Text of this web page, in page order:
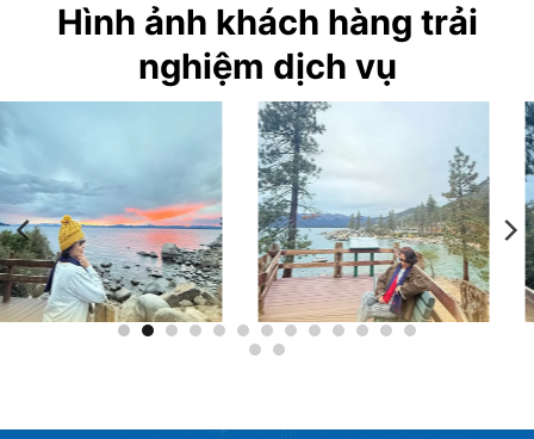
Hình ảnh khách hàng trải
nghiệm dịch vụ